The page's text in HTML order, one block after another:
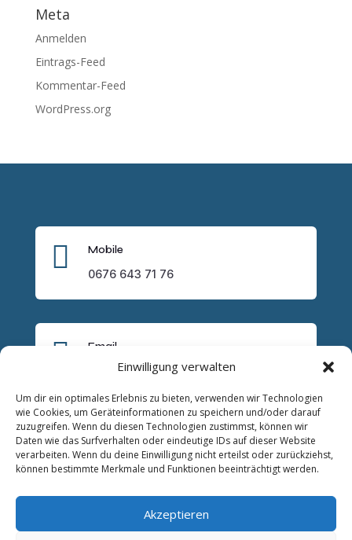
Einwilligung verwalten
Um dir ein optimales Erlebnis zu bieten, verwenden wir Technologien
wie Cookies, um Geräteinformationen zu speichern und/oder darauf
zuzugreifen. Wenn du diesen Technologien zustimmst, können wir
Daten wie das Surfverhalten oder eindeutige IDs auf dieser Website
verarbeiten. Wenn du deine Einwilligung nicht erteilst oder zurückziehst,
können bestimmte Merkmale und Funktionen beeinträchtigt werden.
Akzeptieren
Meta
Anmelden
Eintrags-Feed
Kommentar-Feed
WordPress.org

Mobile
0676 643 71 76

Email
lukas.trybus@trysocial.it